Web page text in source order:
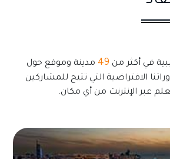
في أكثر من 49 مدينة وموقع حول
الافتراضية التي تتيح للمشاركين
عبر الإنترنت من أي مكان.